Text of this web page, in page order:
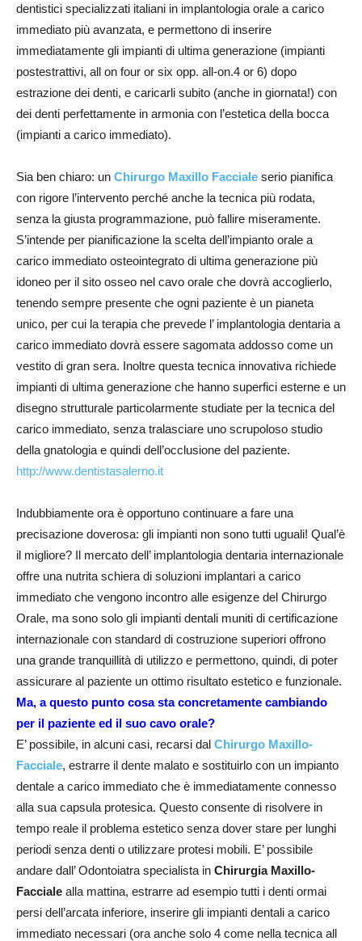
dentistici specializzati italiani in implantologia orale a carico
immediato più avanzata, e permettono di inserire
immediatamente gli impianti di ultima generazione (impianti
postestrattivi, all on four or six opp. all-on.4 or 6) dopo
estrazione dei denti, e caricarli subito (anche in giornata!) con
dei denti perfettamente in armonia con l’estetica della bocca
(impianti a carico immediato).
Sia ben chiaro: un Chirurgo Maxillo Facciale serio pianifica
con rigore l’intervento perché anche la tecnica più rodata,
senza la giusta programmazione, può fallire miseramente.
S’intende per pianificazione la scelta dell’impianto orale a
carico immediato osteointegrato di ultima generazione più
idoneo per il sito osseo nel cavo orale che dovrà accoglierlo,
tenendo sempre presente che ogni paziente è un pianeta
unico, per cui la terapia che prevede l’ implantologia dentaria a
carico immediato dovrà essere sagomata addosso come un
vestito di gran sera. Inoltre questa tecnica innovativa richiede
impianti di ultima generazione che hanno superfici esterne e un
disegno strutturale particolarmente studiate per la tecnica del
carico immediato, senza tralasciare uno scrupoloso studio
della gnatologia e quindi dell’occlusione del paziente.
http://www.dentistasalerno.it
Indubbiamente ora è opportuno continuare a fare una
precisazione doverosa: gli impianti non sono tutti uguali! Qual’è
il migliore? Il mercato dell’ implantologia dentaria internazionale
offre una nutrita schiera di soluzioni implantari a carico
immediato che vengono incontro alle esigenze del Chirurgo
Orale, ma sono solo gli impianti dentali muniti di certificazione
internazionale con standard di costruzione superiori offrono
una grande tranquillità di utilizzo e permettono, quindi, di poter
assicurare al paziente un ottimo risultato estetico e funzionale.
Ma, a questo punto cosa sta concretamente cambiando
per il paziente ed il suo cavo orale?
E’ possibile, in alcuni casi, recarsi dal Chirurgo Maxillo-
Facciale, estrarre il dente malato e sostituirlo con un impianto
dentale a carico immediato che è immediatamente connesso
alla sua capsula protesica. Questo consente di risolvere in
tempo reale il problema estetico senza dover stare per lunghi
periodi senza denti o utilizzare protesi mobili. E’ possibile
andare dall’ Odontoiatra specialista in Chirurgia Maxillo-
Facciale alla mattina, estrarre ad esempio tutti i denti ormai
persi dell’arcata inferiore, inserire gli impianti dentali a carico
immediato necessari (ora anche solo 4 come nella tecnica all